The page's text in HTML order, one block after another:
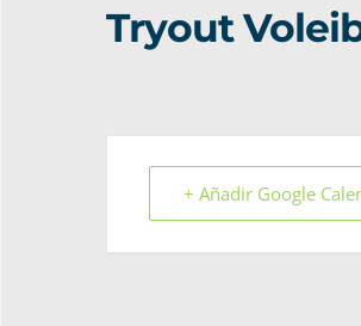
Tryout
+ Añadir Google